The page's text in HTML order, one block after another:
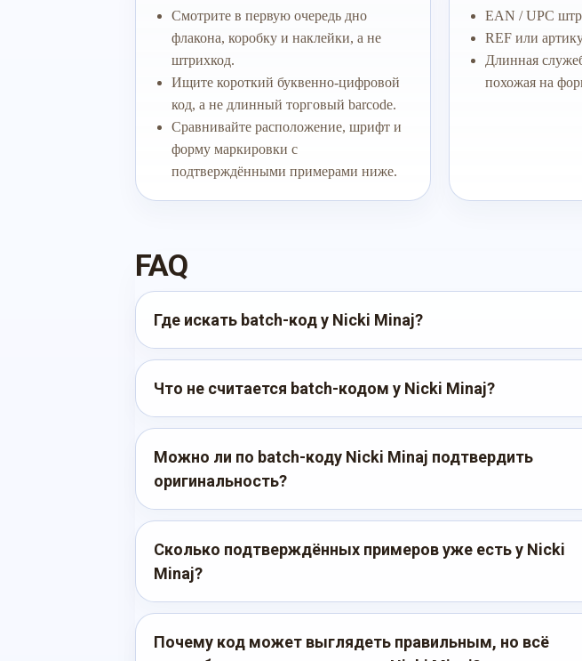
Смотрите в первую очередь дно
флакона, коробку и наклейки, а не
штрихкод.
Ищите короткий буквенно-цифровой
код, а не длинный торговый barcode.
Сравнивайте расположение, шрифт и
форму маркировки с
подтверждёнными примерами ниже.
EAN / UPC
REF или
Длинная
похожая на
FAQ
Где искать batch-код у Nicki Minaj?
Что не считается batch-кодом у Nicki Minaj?
Можно ли по batch-коду Nicki Minaj подтвердить
оригинальность?
Сколько подтверждённых примеров уже есть у Nicki
Minaj?
Почему код может выглядеть правильным, но всё